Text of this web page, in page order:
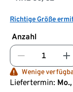
Richtige Größe
Anzahl
Wenige
Liefertermin: